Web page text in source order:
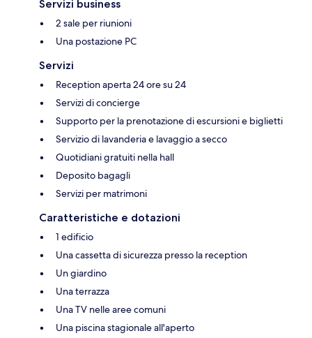
Servizi business
2 sale per riunioni
Una postazione PC
Servizi
Reception aperta 24 ore su 24
Servizi di concierge
Supporto per la prenotazione di escursioni e biglietti
Servizio di lavanderia e lavaggio a secco
Quotidiani gratuiti nella hall
Deposito bagagli
Servizi per matrimoni
Caratteristiche e dotazioni
1 edificio
Una cassetta di sicurezza presso la reception
Un giardino
Una terrazza
Una TV nelle aree comuni
Una piscina stagionale all'aperto